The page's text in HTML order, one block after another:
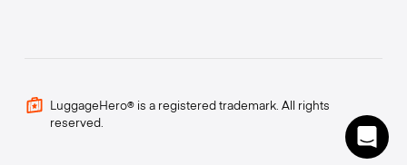
LuggageHero® is a registered trademark. All rights
reserved.